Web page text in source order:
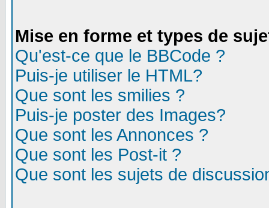
Mise en forme et types de
Qu'est-ce que le BBCode ?
Puis-je utiliser le HTML?
Que sont les smilies ?
Puis-je poster des Images?
Que sont les Annonces ?
Que sont les Post-it ?
Que sont les sujets de